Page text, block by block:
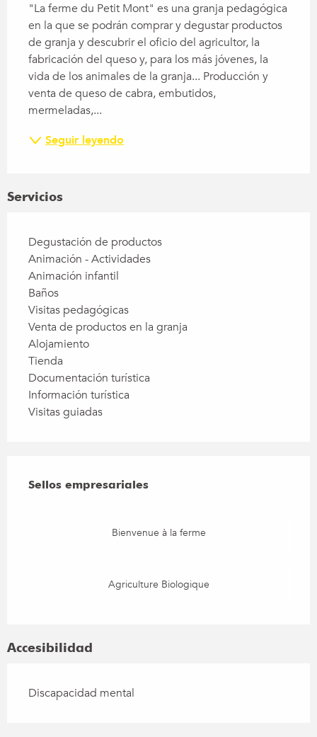
"La ferme du Petit Mont" es una granja pedagógica
en la que se podrán comprar y degustar productos
de granja y descubrir el oficio del agricultor, la
fabricación del queso y, para los más jóvenes, la
vida de los animales de la granja... Producción y
venta de queso de cabra, embutidos,
mermeladas,...
Seguir leyendo
Servicios
Degustación de productos
Animación - Actividades
Animación infantil
Baños
Visitas pedagógicas
Venta de productos en la granja
Alojamiento
Tienda
Documentación turística
Información turística
Visitas guiadas
Sellos empresariales
Sellos empresariales
Bienvenue à la ferme
Agriculture Biologique
Accesibilidad
Discapacidad mental